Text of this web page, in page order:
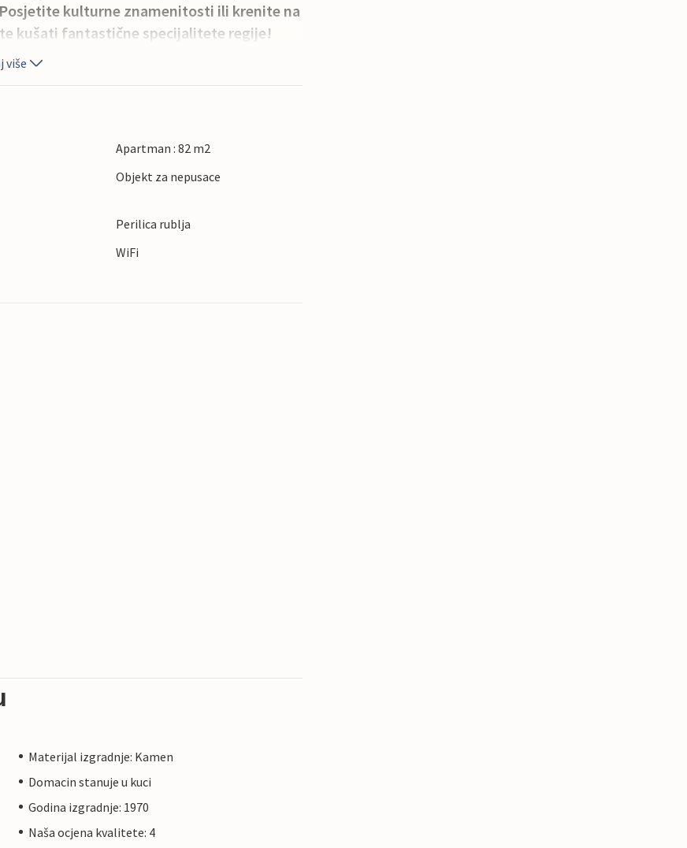
kulturne znamenitosti ili krenite na
kušati fantastične specijalitete regije!
više
Apartman : 82 m2
Objekt za nepusace
Perilica rublja
WiFi
Materijal izgradnje: Kamen
Domacin stanuje u kuci
Godina izgradnje: 1970
Naša ocjena kvalitete: 4